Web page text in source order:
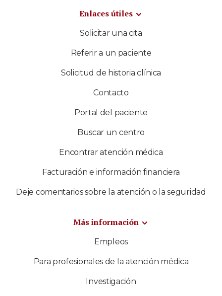
Enlaces útiles
Solicitar una cita
Referir a un paciente
Solicitud de historia clínica
Contacto
Portal del paciente
Buscar un centro
Encontrar atención médica
Facturación e información financiera
Deje comentarios sobre la atención o la seguridad
Más información
Empleos
Para profesionales de la atención médica
Investigación